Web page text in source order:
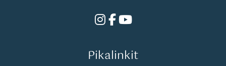
Instagram
Facebook
Youtube
Pikalinkit